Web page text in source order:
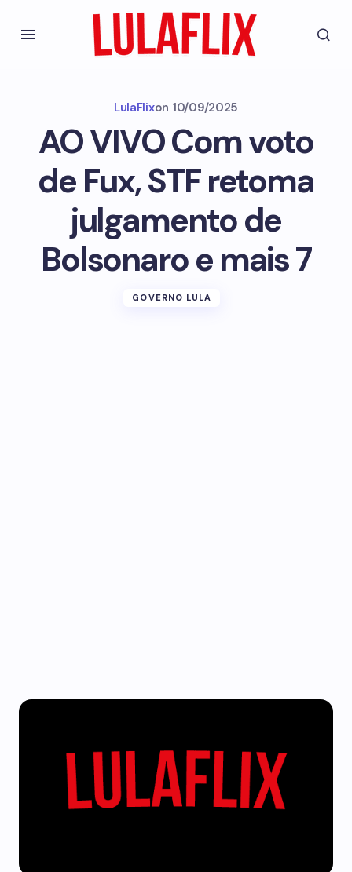
LulaFlixon 10/09/2025
AO VIVO Com voto
de Fux, STF retoma
julgamento de
Bolsonaro e mais 7
GOVERNO LULA